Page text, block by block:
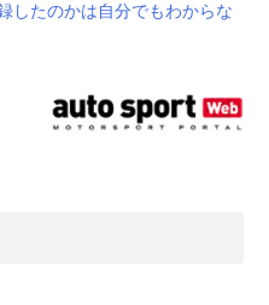
したのかは自分でもわからな